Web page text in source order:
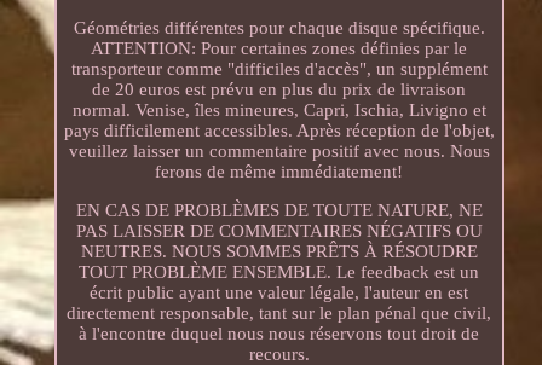
Géométries différentes pour chaque disque spécifique.
ATTENTION: Pour certaines zones définies par le
transporteur comme "difficiles d'accès", un supplément
de 20 euros est prévu en plus du prix de livraison
normal. Venise, îles mineures, Capri, Ischia, Livigno et
pays difficilement accessibles. Après réception de l'objet,
veuillez laisser un commentaire positif avec nous. Nous
ferons de même immédiatement!
EN CAS DE PROBLÈMES DE TOUTE NATURE, NE
PAS LAISSER DE COMMENTAIRES NÉGATIFS OU
NEUTRES. NOUS SOMMES PRÊTS À RÉSOUDRE
TOUT PROBLÈME ENSEMBLE. Le feedback est un
écrit public ayant une valeur légale, l'auteur en est
directement responsable, tant sur le plan pénal que civil,
à l'encontre duquel nous nous réservons tout droit de
recours.